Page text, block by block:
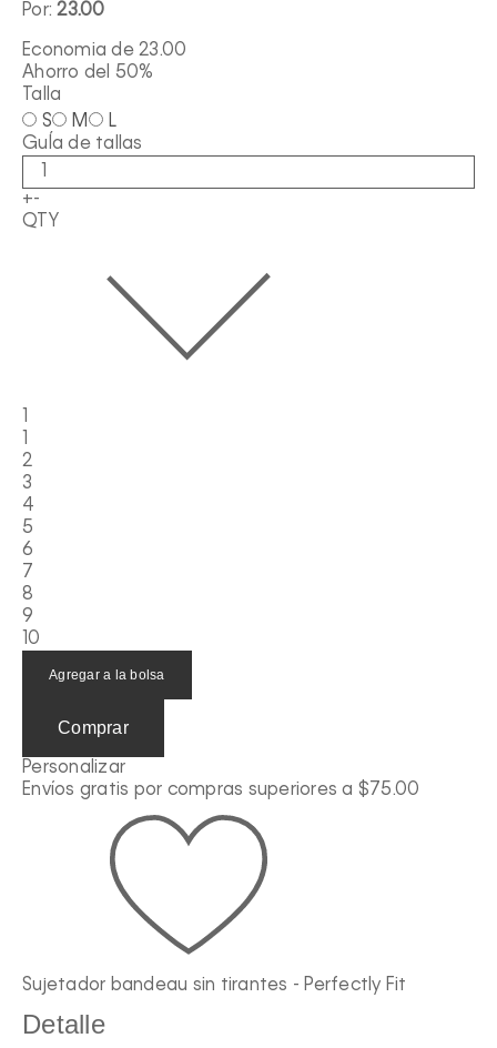
Por:23.00
Economia de 23.00
Ahorro del 50%
Talla
S
M
L
GuÍa de tallas
+-
QTY
2
3
4
5
6
7
8
9
10
Agregar a la bolsa
Comprar
Personalizar
Envíos gratis por compras superiores a $75.00
Sujetador bandeau sin tirantes - Perfectly Fit
Detalle